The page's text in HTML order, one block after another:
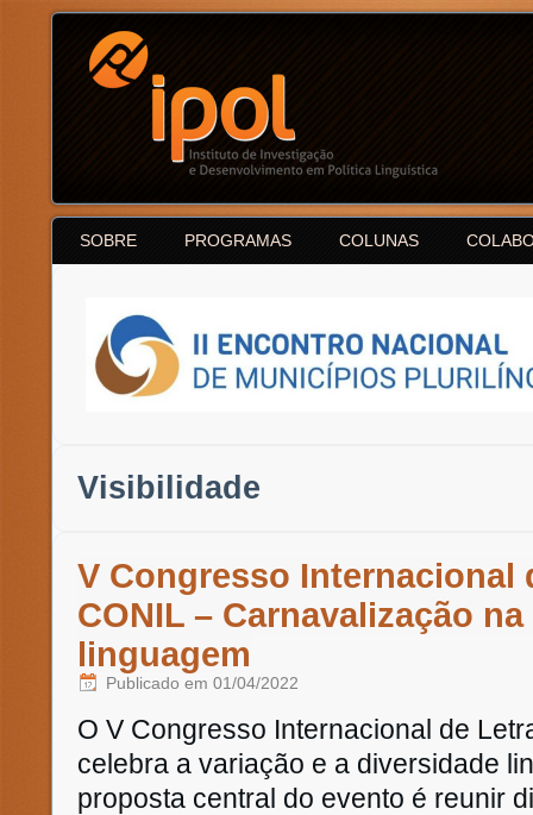
SOBRE PROGRAMAS COLUNAS
Visibilidade
V Congresso Internacional
CONIL – Carnavalização
linguagem
Publicado em 01/04/2022
O V Congresso Internacional de
celebra a variação e a diversidade
proposta central do evento é reunir